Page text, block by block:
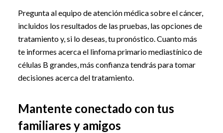
Pregunta al equipo de atención médica sobre el cáncer,
incluidos los resultados de las pruebas, las opciones de
tratamiento y, si lo deseas, tu pronóstico. Cuanto más
te informes acerca el linfoma primario mediastínico de
células B grandes, más confianza tendrás para tomar
decisiones acerca del tratamiento.
Mantente conectado con tus
familiares y amigos